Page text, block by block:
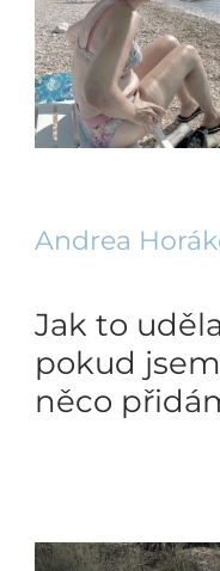
Andrea
Jak to
pokud
něco